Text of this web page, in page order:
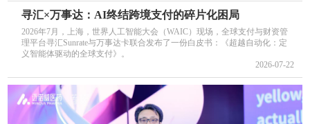
寻汇×万事达：AI终结跨境支付的碎片化困局
2026年7月，上海，世界人工智能大会（WAIC）现场，全球支付与财资管
理平台寻汇Sunrate与万事达卡联合发布了一份白皮书：《超越自动化：定
义智能体驱动的全球支付》。
2026-07-22